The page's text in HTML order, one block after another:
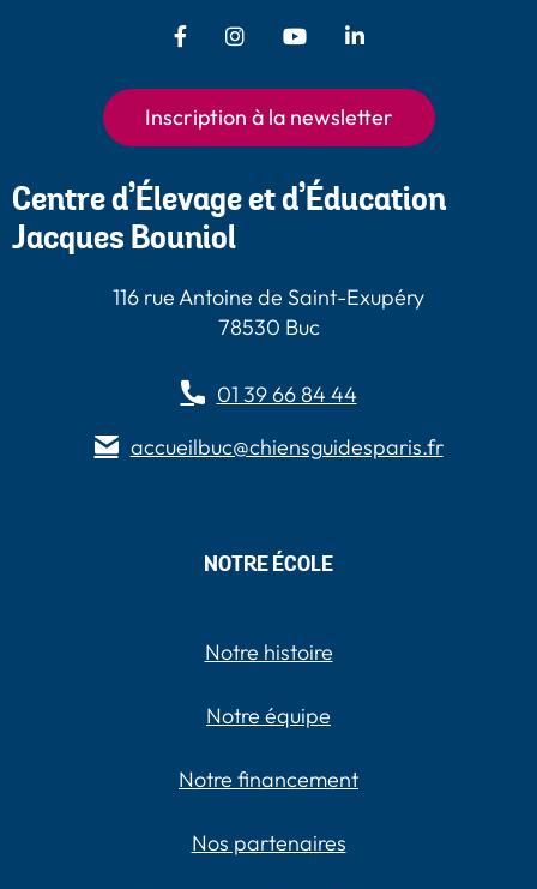
Facebook - Chiens Guides Paris
Instagram - Chiens Guides
Youtube - Chiens
Paris
Inscription à la newsletter
Centre d’Élevage et d’Éducation
Jacques Bouniol
116 rue Antoine de Saint-Exupéry
78530 Buc
01 39 66 84 44
accueilbuc@chiensguidesparis.fr
NOTRE ÉCOLE
Notre histoire
Notre équipe
Notre financement
Nos partenaires